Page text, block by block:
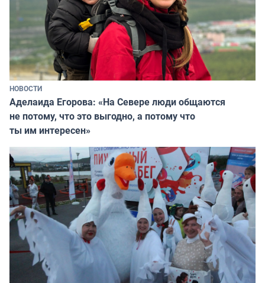
НОВОСТИ
Аделаида Егорова: «На Севере люди общаются
не потому, что это выгодно, а потому что
ты им интересен»